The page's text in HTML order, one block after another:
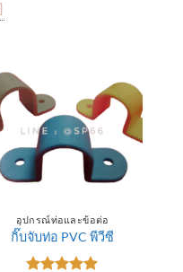
อุปกรณ์ท่อและข้อต่อ
กิ๊บจับท่อ PVC พีวีซี